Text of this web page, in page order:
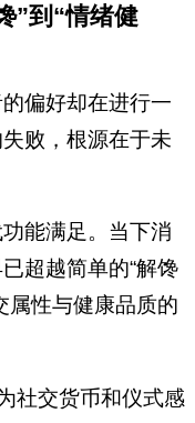
”到“情绪健
偏好却在进行一
败，根源在于未
能满足。当下消
超越简单的“解馋
属性与健康品质的
社交货币和仪式感